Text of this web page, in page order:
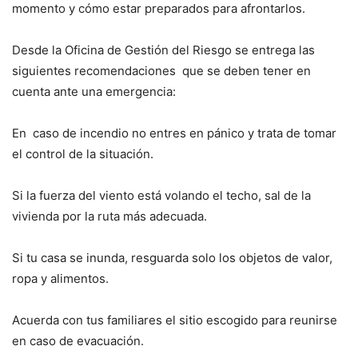
momento y cómo estar preparados para afrontarlos.
Desde la Oficina de Gestión del Riesgo se entrega las
siguientes recomendaciones que se deben tener en
cuenta ante una emergencia:
En caso de incendio no entres en pánico y trata de tomar
el control de la situación.
Si la fuerza del viento está volando el techo, sal de la
vivienda por la ruta más adecuada.
Si tu casa se inunda, resguarda solo los objetos de valor,
ropa y alimentos.
Acuerda con tus familiares el sitio escogido para reunirse
en caso de evacuación.